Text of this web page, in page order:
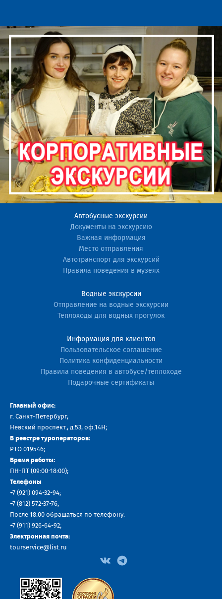
Автобусные экскурсии
Документы на экскурсию
Важная информация
Место отправления
Автотранспорт для экскурсий
Правила поведения в музеях
Водные экскурсии
Отправление на водные экскурсии
Теплоходы для водных прогулок
Информация для клиентов
Пользовательское соглашение
Политика конфиденциальности
Правила поведения в автобусе/теплоходе
Подарочные сертификаты
Главный офис:
г. Санкт-Петербург,
Невский проспект., д.53, оф.14H;
В реестре туроператоров:
РТО 019546;
Время работы:
ПН-ПТ (09:00-18:00);
Телефоны
+7 (921) 094-32-94;
+7 (812) 572-37-76;
После 18:00 обращаться по телефону:
+7 (911) 926-64-92;
Электронная почта:
tourservice@list.ru